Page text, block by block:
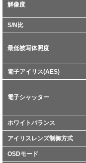
解像度
S/N比
最低被写体照度
電子アイリス(AES)
電子シャッター
ホワイトバランス
アイリスレンズ制御方式
OSDモード